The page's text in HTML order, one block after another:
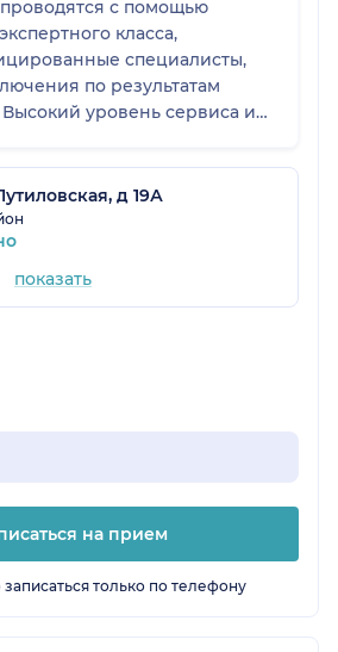
с помощью
класса,
специалисты,
по результатам
уровень сервиса и
д 19А
показать
на прием
только по телефону